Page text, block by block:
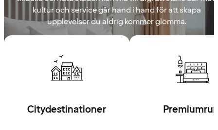
kultur och service går hand i hand för att skapa
upplevelser du aldrig kommer glömma.
Citydestinationer